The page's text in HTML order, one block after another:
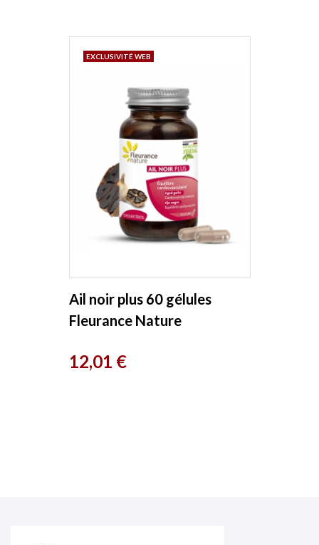
Ail noir plus 60 gélules
Fleurance Nature
Prix
12,01 €
EXCLUSIVITÉ WEB